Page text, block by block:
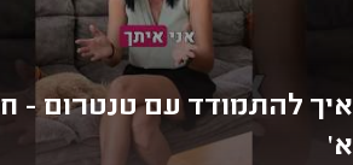
איך להתמודד עם טנטרום -
א'